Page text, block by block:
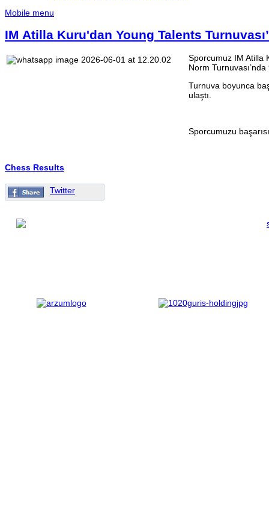
Mobile menu
IM Atilla Kuru'dan Young Talents
Sporcumuz IM Atilla
Norm
Turnuva boyunca
ulaştı.
Sporcumuzu
Chess Results
Twitter